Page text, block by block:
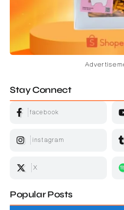
Stay Connect
facebook
instagram
X
Popular Posts